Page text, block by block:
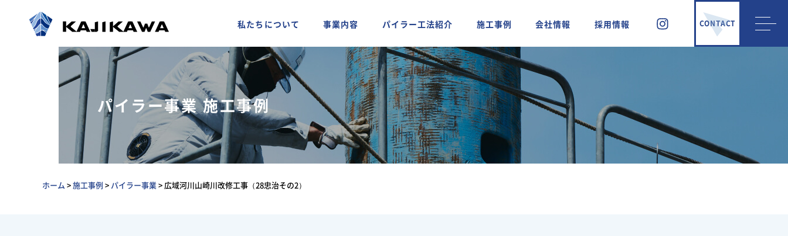
私たちについて 事業内容 パイラー工法紹介 施工事例 会社情報 採用情報 CONTACT
パイラー事業 施工事例
ホーム >施工事例 > パイラー事業> 広域河川山崎川改修工事（28忠治その2）